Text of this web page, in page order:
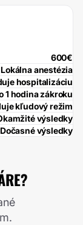
600€
Lokálna anestézia
hospitalizáciu
1 hodina zákroku
kľudový režim
výsledky
Dočasné výsledky